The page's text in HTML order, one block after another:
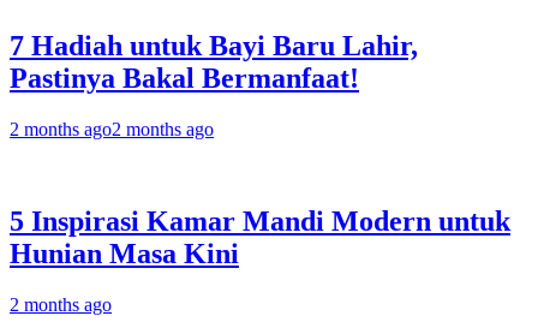
7 Hadiah untuk Bayi Baru Lahir,
Pastinya Bakal Bermanfaat!
2 months ago2 months ago
5 Inspirasi Kamar Mandi Modern untuk
Hunian Masa Kini
2 months ago